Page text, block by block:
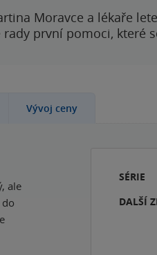
Moravce a lékaře
první pomoci, které
Vývoj ceny
ale
SÉRIE
DALŠÍ